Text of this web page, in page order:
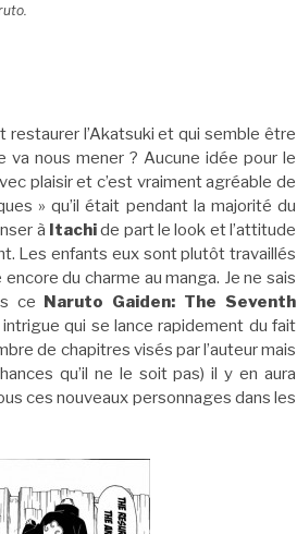
restaurer l’Akatsuki et qui semble être
va nous mener ? Aucune idée pour le
plaisir et c’est vraiment agréable de
» qu’il était pendant la majorité du
à Itachide part le look et l’attitude
Les enfants eux sont plutôt travaillés
encore du charme au manga. Je ne sais
ce
Naruto Gaiden: The Seventh
qui se lance rapidement du fait
de chapitres visés par l’auteur mais
qu’il ne le soit pas) il y en aura
ces nouveaux personnages dans les